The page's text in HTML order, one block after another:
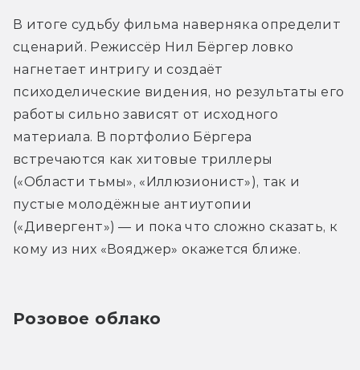
В итоге судьбу фильма наверняка определит
сценарий. Режиссёр Нил Бёргер ловко
нагнетает интригу и создаёт
психоделические видения, но результаты его
работы сильно зависят от исходного
материала. В портфолио Бёргера
встречаются как хитовые триллеры
(«Области тьмы», «Иллюзионист»), так и
пустые молодёжные антиутопии
(«Дивергент») — и пока что сложно сказать, к
кому из них «Вояджер» окажется ближе.
Розовое облако